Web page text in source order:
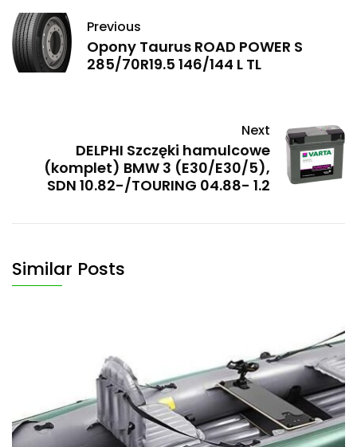
Previous
Opony Taurus ROAD POWER S
285/70R19.5 146/144 L TL
Next
DELPHI Szczęki hamulcowe
(komplet) BMW 3 (E30/E30/5),
SDN 10.82-/TOURING 04.88- 1.2
Similar Posts